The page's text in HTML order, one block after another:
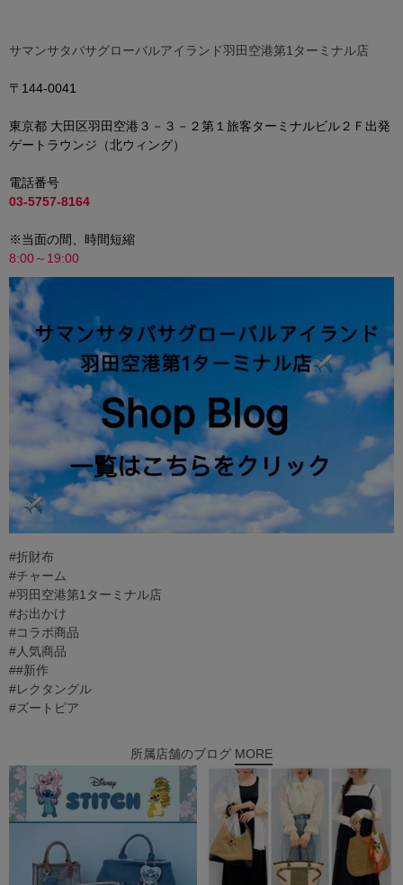
サマンサタバサグローバルアイランド羽田空港第1ターミナル店
〒144-0041
東京都 大田区羽田空港３－３－２第１旅客ターミナルビル２Ｆ出発
ゲートラウンジ（北ウィング）
電話番号
03-5757-8164
※当面の間、時間短縮
8:00～19:00
#折財布
#チャーム
#羽田空港第1ターミナル店
#お出かけ
#コラボ商品
#人気商品
##新作
#レクタングル
#ズートピア
所属店舗のブログ MORE